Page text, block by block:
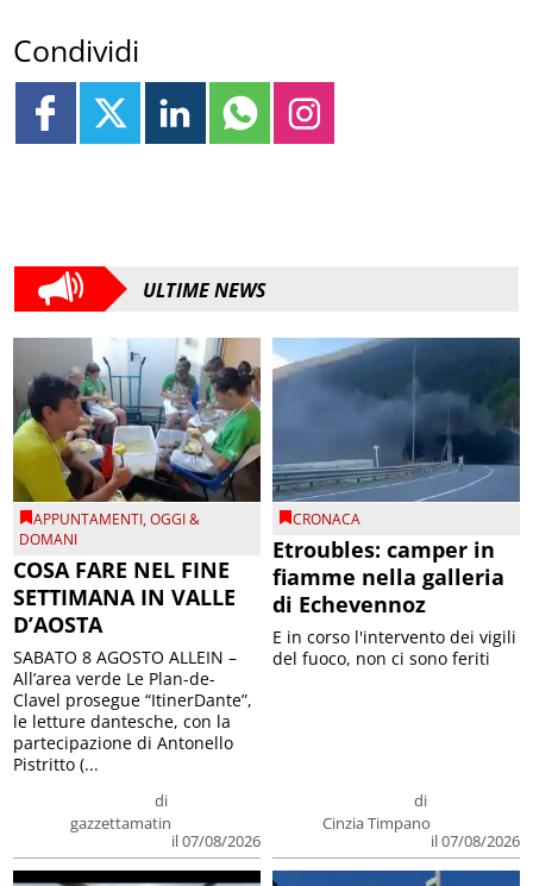
Condividi
ULTIME NEWS
APPUNTAMENTI,OGGI &
DOMANI
COSA FARE NEL FINE
SETTIMANA IN VALLE
D’AOSTA
di
gazzettamatin
il 07/08/2026
SABATO 8 AGOSTO ALLEIN –
All’area verde Le Plan-de-
Clavel prosegue “ItinerDante”,
le letture dantesche, con la
partecipazione di Antonello
Pistritto (...
CRONACA
Etroubles: camper in
fiamme nella galleria
di Echevennoz
di
Cinzia Timpano
il 07/08/2026
E in corso l'intervento dei vigili
del fuoco, non ci sono feriti